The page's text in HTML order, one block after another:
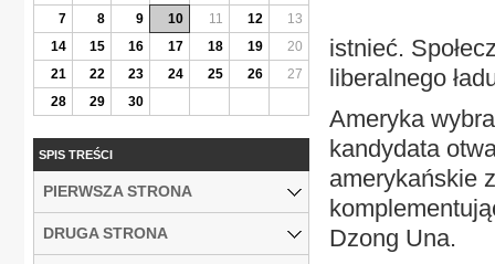
istnieć.
liberalnego
Ameryka
kandydata
amerykańskie
Dzong Una.
7
8 9 10 11 12
13
14
15 16 17 18 19
20
21
22 23 24 25 26
27
28
29 30
SPIS TREŚCI
PIERWSZA STRONA
DRUGA STRONA